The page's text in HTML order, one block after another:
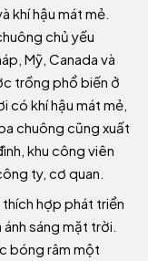
khí hậu mát mẻ.
chủ yếu
Mỹ, Canada và
trồng phổ biến ở
có khí hậu mát mẻ,
chuông cũng xuất
khu công viên
ty, cơ quan.
thích hợp phát triển
sáng mặt trời.
bóng râm một